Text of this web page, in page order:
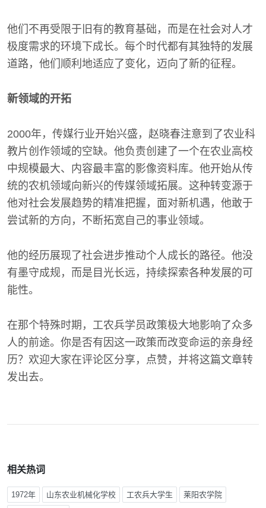
他们不再受限于旧有的教育基础，而是在社会对人才
极度需求的环境下成长。每个时代都有其独特的发展
道路，他们顺利地适应了变化，迈向了新的征程。
新领域的开拓
2000年，传媒行业开始兴盛，赵晓春注意到了农业科
教片创作领域的空缺。他负责创建了一个在农业高校
中规模最大、内容最丰富的影像资料库。他开始从传
统的农机领域向新兴的传媒领域拓展。这种转变源于
他对社会发展趋势的精准把握，面对新机遇，他敢于
尝试新的方向，不断拓宽自己的事业领域。
他的经历展现了社会进步推动个人成长的路径。他没
有墨守成规，而是目光长远，持续探索各种发展的可
能性。
在那个特殊时期，工农兵学员政策极大地影响了众多
人的前途。你是否有因这一政策而改变命运的亲身经
历？欢迎大家在评论区分享，点赞，并将这篇文章转
发出去。
相关热词
1972年 山东农业机械化学校 工农兵大学生 莱阳农学院